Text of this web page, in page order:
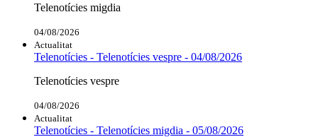
Telenotícies migdia
04/08/2026
Actualitat
Telenotícies - Telenotícies vespre - 04/08/2026
Telenotícies vespre
04/08/2026
Actualitat
Telenotícies - Telenotícies migdia - 05/08/2026